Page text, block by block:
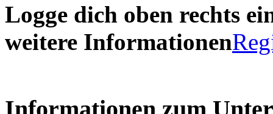
Logge dich oben rechts
weitere Informationen
Informationen zum